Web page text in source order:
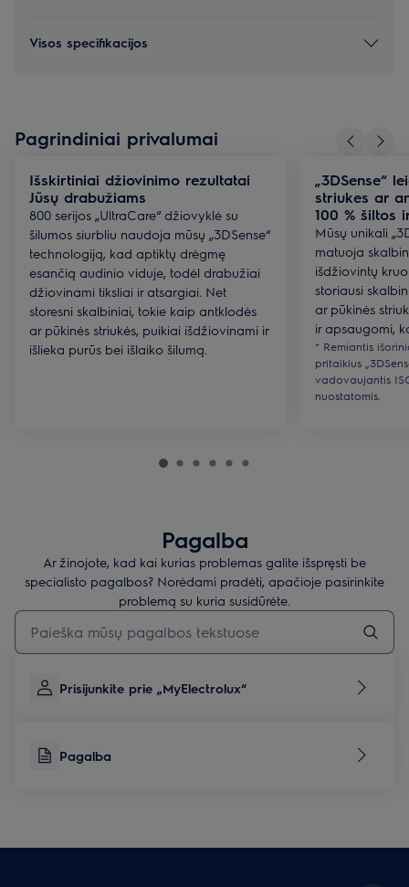
Visos specifikacijos
Pagrindiniai privalumai
Išskirtiniai džiovinimo rezultatai
Jūsų drabužiams
800 serijos „UltraCare“ džiovyklė su
šilumos siurbliu naudoja mūsų „3DSense“
technologiją, kad aptiktų drėgmę
esančią audinio viduje, todėl drabužiai
džiovinami tiksliai ir atsargiai. Net
storesni skalbiniai, tokie kaip antklodės
ar pūkinės striukės, puikiai išdžiovinami ir
išlieka purūs bei išlaiko šilumą.
„3DSense“
striukes ar
100 % šiltos
Mūsų unikali
matuoja
išdžiovintų
storiausi
ar pūkinės
ir apsaugomi,
* Remiantis
pritaikius
vadovaujantis
nuostatomis.
Pagalba
Ar žinojote, kad kai kurias problemas galite išspręsti be
specialisto pagalbos? Norėdami pradėti, apačioje pasirinkite
problemą su kuria susidūrėte.
Įveskite tekstą, jei norite ieškoti pagalbinių straipsnių
Prisijunkite prie „MyElectrolux“
Pagalba